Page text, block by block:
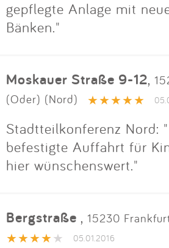
gepflegte Anlage mit
Bänken."
Moskauer Straße 9-12,
(Oder) (Nord)
Stadtteilkonferenz Nord:
befestigte Auffahrt für
hier wünschenswert."
Bergstraße , 15230
05.01.2016